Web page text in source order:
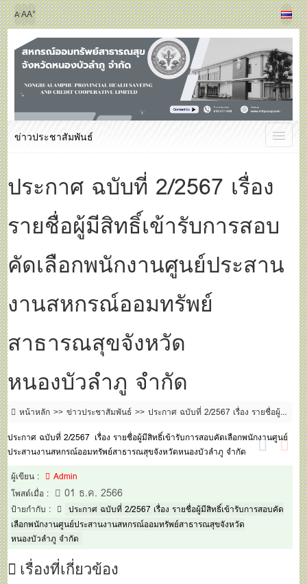
A-AA+
ข่าวประชาสัมพันธ์
ประกาศ ฉบับที่ 2/2567 เรื่อง
รายชื่อผู้มีสิทธิ์เข้ารับการสอบ
คัดเลือกพนักงานศูนย์ประสาน
งานสหกรณ์ออมทรัพย์
สาธารณสุขจังหวัด
หนองบัวลำภู จำกัด
หน้าหลัก ข่าวประชาสัมพันธ์
ประกาศ ฉบับที่ 2/2567 เรื่อง รายชื่อผู้มี
สาธารณสุขจังหวัดหนองบัวลำภู จำกัด
ประกาศ ฉบับที่ 2/2567 เรื่อง รายชื่อผู้มีสิทธิ์เข้ารับการสอบคัดเลือกพนักงานศูนย์
ประสานงานสหกรณ์ออมทรัพย์สาธารณสุขจังหวัดหนองบัวลำภู จำกัด
ผู้เขียน :
Admin
โพสต์เมื่อ :
01 ธ.ค. 2566
ป้ายกำกับ :
ประกาศ ฉบับที่ 2/2567 เรื่อง รายชื่อผู้มีสิทธิ์เข้ารับการสอบคัด
เลือกพนักงานศูนย์ประสานงานสหกรณ์ออมทรัพย์สาธารณสุขจังหวัด
หนองบัวลำภู จำกัด
เรื่องที่เกี่ยวข้อง